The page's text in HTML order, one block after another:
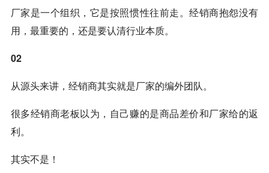
厂家是一个组织，它是按照惯性往前走。经销商抱怨没有
用，最重要的，还是要认清行业本质。
02
从源头来讲，经销商其实就是厂家的编外团队。
很多经销商老板以为，自己赚的是商品差价和厂家给的返
利。
其实不是！